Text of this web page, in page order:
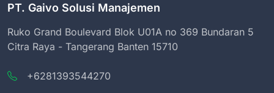
PT. Gaivo Solusi Manajemen
Ruko Grand Boulevard Blok U01A no 369 Bundaran 5
Citra Raya - Tangerang Banten 15710
+6281393544270